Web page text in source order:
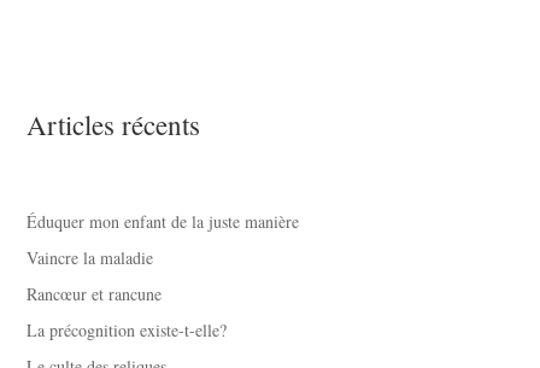
Articles récents
Éduquer mon enfant de la juste manière
Vaincre la maladie
Rancœur et rancune
La précognition existe-t-elle?